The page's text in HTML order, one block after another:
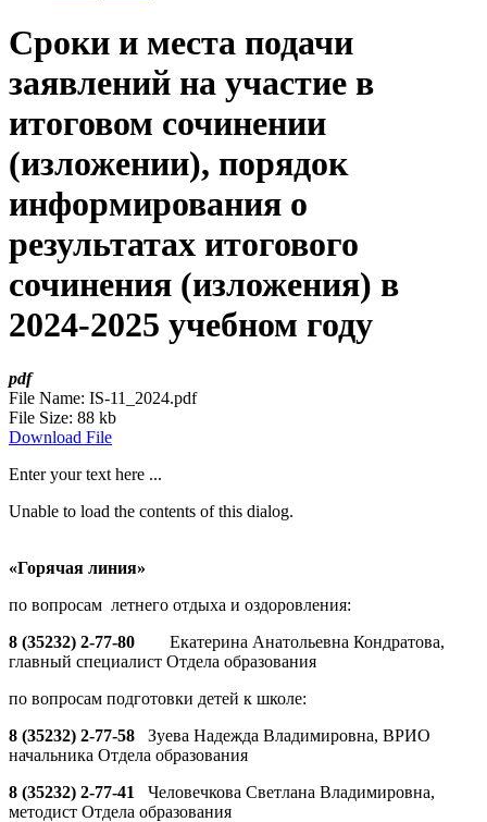
Сроки и места подачи
заявлений на участие в
итоговом сочинении
(изложении), порядок
информирования о
результатах итогового
сочинения (изложения) в
2024-2025 учебном году
pdf
File Name: IS-11_2024.pdf
File Size: 88 kb
Download File
Enter your text here ...
Unable to load the contents of this dialog.
«Горячая линия»
по вопросам летнего отдыха и оздоровления:
8 (35232) 2-77-80 Екатерина Анатольевна Кондратова,
главный специалист Отдела образования
по вопросам подготовки детей к школе:
8 (35232) 2-77-58 Зуева Надежда Владимировна, ВРИО
начальника Отдела образования
8 (35232) 2-77-41 Человечкова Светлана Владимировна,
методист Отдела образования